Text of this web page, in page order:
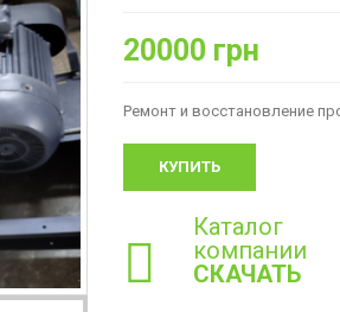
20000 грн
Ремонт и восстановление
КУПИТЬ
Каталог
компании
СКАЧАТЬ